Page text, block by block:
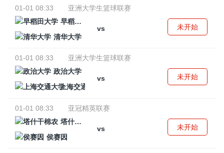
01-01 08:33
亚洲大学生篮球联赛
早稻田大学
vs
清华大学
未开始
01-01 08:33
亚洲大学生篮球联赛
政治大学
vs
上海交通大学
未开始
01-01 08:33
亚冠精英联赛
塔什干棉农
vs
侯赛因
未开始